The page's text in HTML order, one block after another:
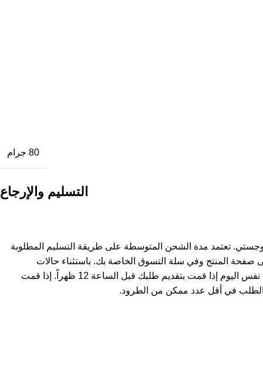
80 جرام
التسليم والإرجاع
تعتمد مدة الشحن المتوسطة على طريقة التسليم المطلوبة
صفحة المنتج وفي سلة التسوق الخاصة بك. باستثناء حالات
استثنائية، يتم شحن المنتجات في نفس اليوم إذا قمت بتقديم طلبك قبل الساعة 12 ظهراً. إذا قمت
في أقل عدد ممكن من الطرود.